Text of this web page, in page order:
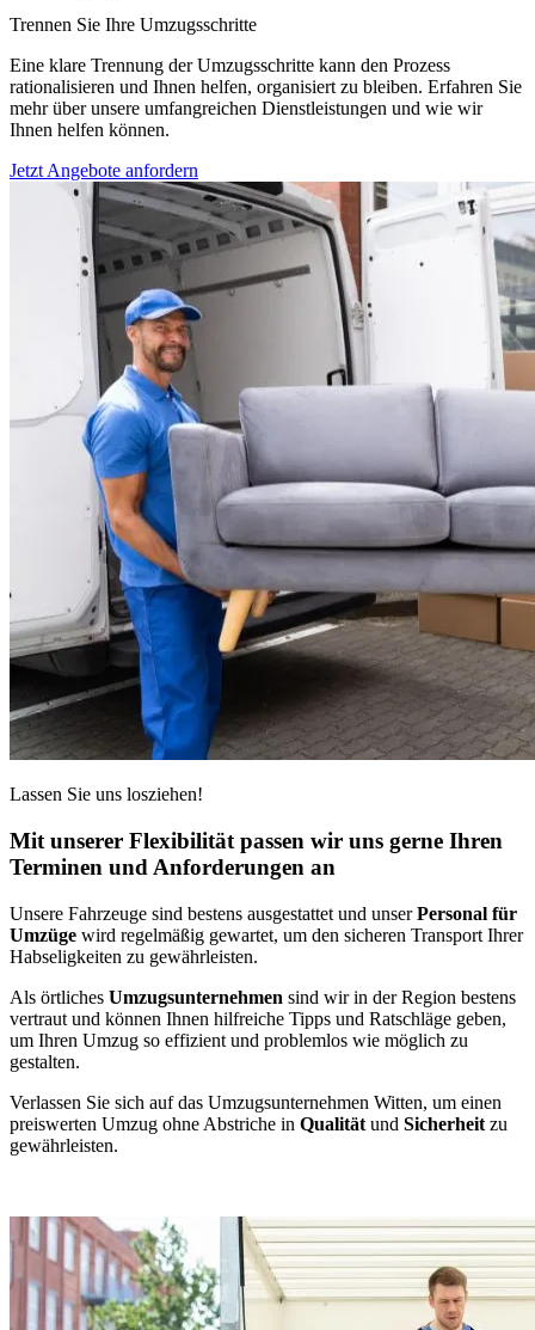
Trennen Sie Ihre Umzugsschritte
Eine klare Trennung der Umzugsschritte kann den Prozess
rationalisieren und Ihnen helfen, organisiert zu bleiben. Erfahren Sie
mehr über unsere umfangreichen Dienstleistungen und wie wir
Ihnen helfen können.
Jetzt Angebote anfordern
Lassen Sie uns losziehen!
Mit unserer Flexibilität passen wir uns gerne Ihren
Terminen und Anforderungen an
Unsere Fahrzeuge sind bestens ausgestattet und unserPersonal für
Umzüge wird regelmäßig gewartet, um den sicheren Transport Ihrer
Habseligkeiten zu gewährleisten.
Als örtliches Umzugsunternehmen sind wir in der Region bestens
vertraut und können Ihnen hilfreiche Tipps und Ratschläge geben,
um Ihren Umzug so effizient und problemlos wie möglich zu
gestalten.
Verlassen Sie sich auf das Umzugsunternehmen Witten, um einen
preiswerten Umzug ohne Abstriche in Qualität und Sicherheit zu
gewährleisten.